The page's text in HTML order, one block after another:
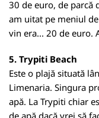
30 de euro, de parcă
am uitat pe meniul
vin era... 20 de euro.
5. Trypiti Beach
Este o plajă situată
Limenaria. Singura
apă. La Trypiti chiar
de apă dacă vrei să